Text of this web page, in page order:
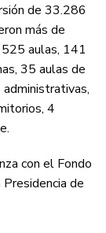
de 33.286
más de
aulas, 141
35 aulas de
4
con el Fondo
de